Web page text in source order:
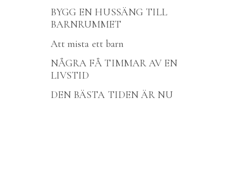
BYGG EN HUSSÄNG TILL
BARNRUMMET
Att mista ett barn
NÅGRA FÅ TIMMAR AV EN
LIVSTID
DEN BÄSTA TIDEN ÄR NU